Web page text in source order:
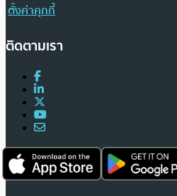
ตั้งค่าคุกกี้
ติดตามเรา